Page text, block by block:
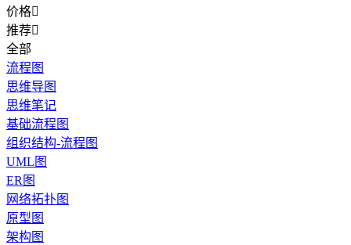
价格
推荐
全部
流程图
思维导图
思维笔记
基础流程图
组织结构-流程图
UML图
ER图
网络拓扑图
原型图
架构图